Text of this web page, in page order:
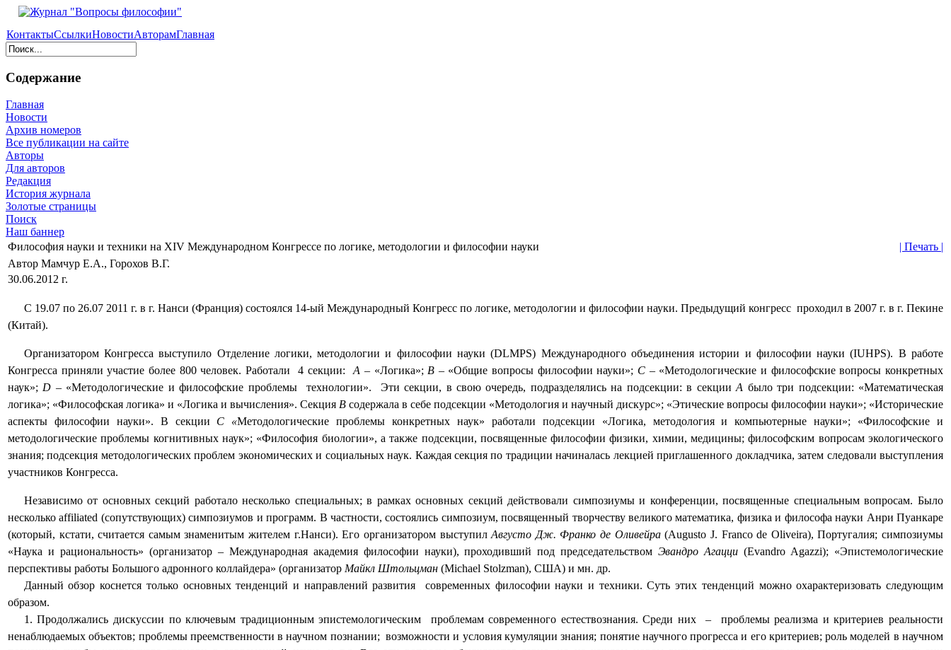
КонтактыСсылкиНовостиАвторамГлавная
Содержание
Главная
Новости
Архив номеров
Все публикации на сайте
Авторы
Для авторов
Редакция
История журнала
Золотые страницы
Поиск
Наш баннер
Философия науки и техники на ХIV Международном Конгрессе по логике, методологии и философии науки
| Печать |
Автор Мамчур Е.А., Горохов В.Г.
30.06.2012 г.
С 19.07 по 26.07 2011 г. в г. Нанси (Франция) состоялся 14-ый Международный Конгресс по логике, методологии и философии науки. Предыдущий конгресс проходил в 2007 г. в г. Пекине
(Китай).
Организатором Конгресса выступило Отделение логики, методологии и философии науки (DLMPS) Международного объединения истории и философии науки (IUHPS). В работе
Конгресса приняли участие более 800 человек. Работали
4 секции: А – «Логика»;В – «Общие вопросы философии науки»; С – «Методологические и философские вопросы конкретных
наук»;D – «Методологические и философские проблемы технологии». Эти секции, в свою очередь, подразделялись на подсекции: в секцииА было три подсекции: «Математическая
логика»; «Философская логика» и «Логика и вычисления». Секция В содержала в себе подсекции «Методология и научный дискурс»; «Этические вопросы философии науки»; «Исторические
аспекты философии науки». В секции С «Методологические проблемы конкретных наук» работали подсекции «Логика, методология и компьютерные науки»; «Философские и
методологические проблемы когнитивных наук»; «Философия биологии», а также подсекции, посвященные философии физики, химии, медицины; философским вопросам экологического
знания; подсекция методологических проблем экономических и социальных наук. Каждая секция по традиции начиналась лекцией приглашенного докладчика, затем следовали выступления
участников Конгресса.
Независимо от основных секций работало несколько специальных; в рамках основных секций действовали симпозиумы и конференции, посвященные специальным вопросам. Было
несколькоaffiliated (сопутствующих) симпозиумов и программ. В частности, состоялись симпозиум, посвященный творчеству великого математика, физика и философа науки Анри Пуанкаре
(который, кстати, считается самым знаменитым жителем г.Нанси). Его организатором выступилАвгусто Дж. Франко де Оливейра(Augusto J. Franco de Oliveira), Португалия; симпозиумы
«Наука и рациональность» (организатор – Международная академия философии науки), проходивший под председательствомЭвандро Агацци (Evandro Agazzi); «Эпистемологические
перспективы работы Большого адронного коллайдера» (организатор Майкл Штольцман (Michael Stolzman), США) и мн. др.
Данный обзор коснется только основных тенденций и направлений развития
современных философии науки и техники. Суть этих тенденций можно охарактеризовать следующим
образом.
1. Продолжались дискуссии по ключевым традиционным эпистемологическим
проблемам современного естествознания. Среди них –
проблемы реализма и критериев реальности
ненаблюдаемых объектов; проблемы преемственности в научном познании; возможности и условия кумуляции знания; понятие научного прогресса и его критериев; роль моделей в научном